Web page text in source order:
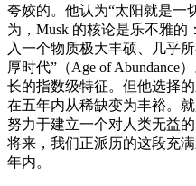
夸姣的。他认为“太阳就是一
为，Musk 的核论是乐不雅
入一个物质极大丰硕、几乎
厚时代”（Age of Abundance
长的指数级特征。但他选择
在五年内从稀缺变为丰裕。
努力于建立一个对人类无益
将来，我们正派历的这段充
年内。